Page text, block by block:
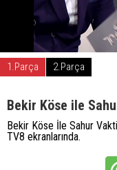
1.Parça 2.Parça
Bekir Köse ile
Bekir Köse İle Sahur
TV8 ekranlarında.